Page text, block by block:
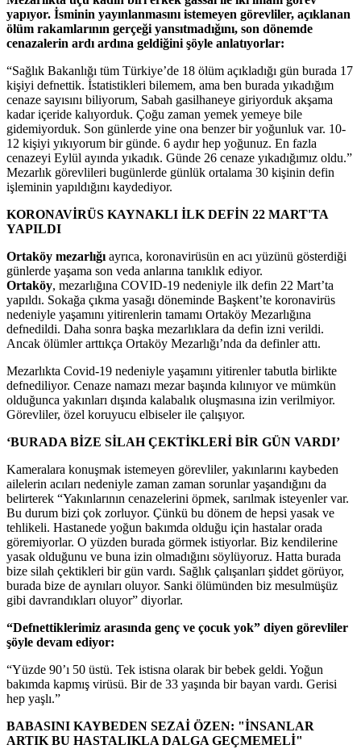
yapıyor. İsminin yayınlanmasını istemeyen görevliler, açıklanan
ölüm rakamlarının gerçeği yansıtmadığını, son dönemde
cenazalerin ardı ardına geldiğini şöyle anlatıyorlar:
“Sağlık Bakanlığı tüm Türkiye’de 18 ölüm açıkladığı gün burada 17
kişiyi defnettik. İstatistikleri bilemem, ama ben burada yıkadığım
cenaze sayısını biliyorum, Sabah gasilhaneye giriyorduk akşama
kadar içeride kalıyorduk. Çoğu zaman yemek yemeye bile
gidemiyorduk. Son günlerde yine ona benzer bir yoğunluk var. 10-
12 kişiyi yıkıyorum bir günde. 6 aydır hep yoğunuz. En fazla
cenazeyi Eylül ayında yıkadık. Günde 26 cenaze yıkadığımız oldu.”
Mezarlık görevlileri bugünlerde günlük ortalama 30 kişinin defin
işleminin yapıldığını kaydediyor.
KORONAVİRÜS KAYNAKLI İLK DEFİN 22 MART'TA
YAPILDI
Ortaköy mezarlığı ayrıca, koronavirüsün en acı yüzünü gösterdiği
günlerde yaşama son veda anlarına tanıklık ediyor.
Ortaköy, mezarlığına COVID-19 nedeniyle ilk defin 22 Mart’ta
yapıldı. Sokağa çıkma yasağı döneminde Başkent’te koronavirüs
nedeniyle yaşamını yitirenlerin tamamı Ortaköy Mezarlığına
defnedildi. Daha sonra başka mezarlıklara da defin izni verildi.
Ancak ölümler arttıkça Ortaköy Mezarlığı’nda da definler attı.
Mezarlıkta Covid-19 nedeniyle yaşamını yitirenler tabutla birlikte
defnediliyor. Cenaze namazı mezar başında kılınıyor ve mümkün
olduğunca yakınları dışında kalabalık oluşmasına izin verilmiyor.
Görevliler, özel koruyucu elbiseler ile çalışıyor.
‘BURADA BİZE SİLAH ÇEKTİKLERİ BİR GÜN VARDI’
Kameralara konuşmak istemeyen görevliler, yakınlarını kaybeden
ailelerin acıları nedeniyle zaman zaman sorunlar yaşandığını da
belirterek “Yakınlarının cenazelerini öpmek, sarılmak isteyenler var.
Bu durum bizi çok zorluyor. Çünkü bu dönem de hepsi yasak ve
tehlikeli. Hastanede yoğun bakımda olduğu için hastalar orada
göremiyorlar. O yüzden burada görmek istiyorlar. Biz kendilerine
yasak olduğunu ve buna izin olmadığını söylüyoruz. Hatta burada
bize silah çektikleri bir gün vardı. Sağlık çalışanları şiddet görüyor,
burada bize de aynıları oluyor. Sanki ölümünden biz mesulmüşüz
gibi davrandıkları oluyor” diyorlar.
“Defnettiklerimiz arasında genç ve çocuk yok” diyen görevliler
şöyle devam ediyor:
“Yüzde 90’ı 50 üstü. Tek istisna olarak bir bebek geldi. Yoğun
bakımda kapmış virüsü. Bir de 33 yaşında bir bayan vardı. Gerisi
hep yaşlı.”
BABASINI KAYBEDEN SEZAİ ÖZEN: "İNSANLAR
ARTIK BU HASTALIKLA DALGA GEÇMEMELİ"